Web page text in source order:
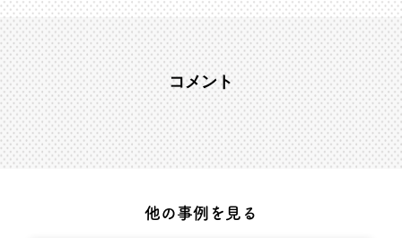
コメント
他の事例を見る